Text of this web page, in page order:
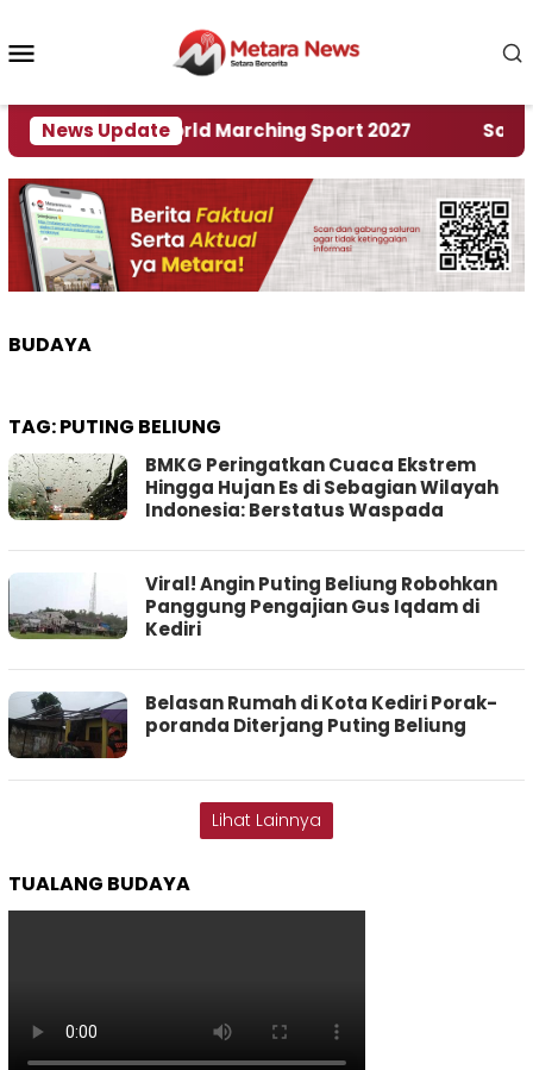
konten
News Update
Rumah World Marching Sport 2027 ‎Soal
BUDAYA
TAG:PUTING BELIUNG
BMKG Peringatkan Cuaca Ekstrem
Hingga Hujan Es di Sebagian Wilayah
Indonesia: Berstatus Waspada
Viral! Angin Puting Beliung Robohkan
Panggung Pengajian Gus Iqdam di
Kediri
Belasan Rumah di Kota Kediri Porak-
poranda Diterjang Puting Beliung
Lihat Lainnya
TUALANG BUDAYA